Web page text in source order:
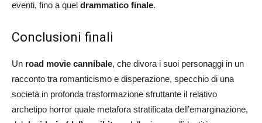
eventi, fino a quel drammatico finale.
Conclusioni finali
Un road movie cannibale, che divora i suoi personaggi in un
racconto tra romanticismo e disperazione, specchio di una
società in profonda trasformazione sfruttante il relativo
archetipo horror quale metafora stratificata dell’emarginazione,